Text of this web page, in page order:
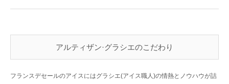
アルティザン·グラシエのこだわり
フランスデセールのアイスにはグラシエ(アイス職人)の情熱とノウハウが詰